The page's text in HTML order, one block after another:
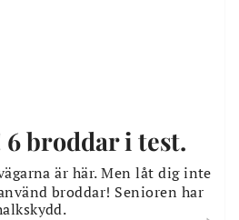
6 broddar i test.
är här. Men låt dig inte
broddar! Senioren har